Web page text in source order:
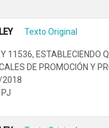
Texto Original
11536, ESTABLECIENDO
DE PROMOCIÓN Y
2018